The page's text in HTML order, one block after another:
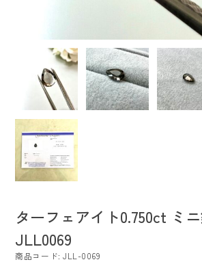
ターフェアイト0.750ct ミ
JLL0069
商品コード: JLL-0069